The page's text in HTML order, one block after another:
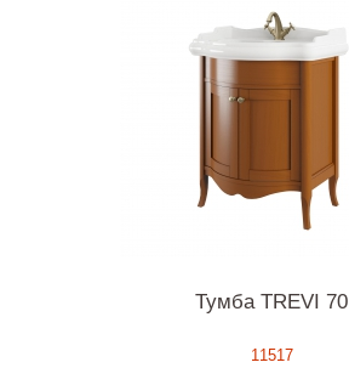
Тумба TREVI 70
11517